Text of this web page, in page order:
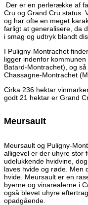
Der er en perlerække af
Cru og Grand Cru status.
og har ofte en meget
farligt at generalisere, da
i smag og udtryk blandt
I Puligny-Montrachet
ligger indenfor
Batard-Montrachet), og
Chassagne-Montrachet
Cirka 236 hektar
godt 21 hektar er Grand
Meursault
Meursault og Puligny-
alligevel er der uhyre stor
udelukkende hvidvine,
laves hvide og røde. Men
hvide. Meursault er en
byerne og vinarealerne i
også blevet uhyre
opadgående.